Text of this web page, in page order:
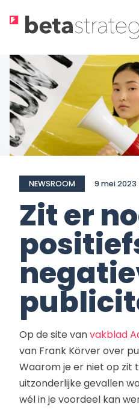
NEWSROOM 9 mei 2023
Zit er
Op de site vanvakblad
van Frank Körver over
Waarom je er niet op zit
uitzonderlijke gevallen
wél in je voordeel kan